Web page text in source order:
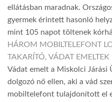
ellátásban maradnak.
gyermek érintett hasonló
mint 105 napot töltenek
HÁROM MOBILTELEFONT
TAKARÍTÓ, VÁDAT EMELTEK
Vádat emelt a Miskolci Járási
dolgozó nő ellen, aki a vád
mobiltelefont tulajdonított el